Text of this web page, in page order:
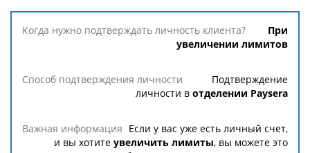
При
увеличении лимитов
Подтверждение
личности в отделении Paysera
Если у вас уже есть личный счет,
и вы хотите увеличить лимиты, вы можете это